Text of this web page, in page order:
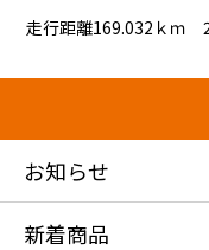
走行距離169.032ｋｍ
お知らせ
新着商品